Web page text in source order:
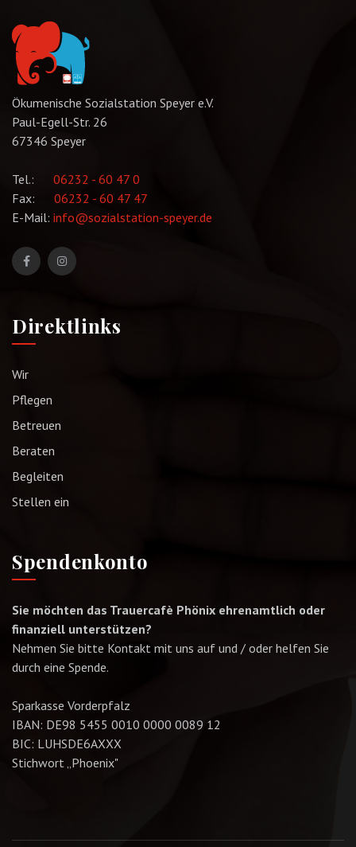
Ökumenische Sozialstation Speyer e.V.
Paul-Egell-Str. 26
67346 Speyer
Tel.: 06232 - 60 47 0
Fax: 06232 - 60 47 47
E-Mail: info@sozialstation-speyer.de
Direktlinks
Wir
Pflegen
Betreuen
Beraten
Begleiten
Stellen ein
Spendenkonto
Sie möchten das Trauercafè Phönix ehrenamtlich oder
finanziell unterstützen?
Nehmen Sie bitte Kontakt mit uns auf und / oder helfen Sie
durch eine Spende.
Sparkasse Vorderpfalz
IBAN: DE98 5455 0010 0000 0089 12
BIC: LUHSDE6AXXX
Stichwort „Phoenix"